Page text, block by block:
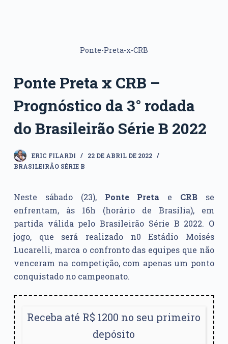
Ponte-Preta-x-CRB
Ponte Preta x CRB –
Prognóstico da 3° rodada
do Brasileirão Série B 2022
ERIC FILARDI
22 DE ABRIL DE 2022
BRASILEIRÃO SÉRIE B
Neste sábado (23), Ponte Preta e CRB se
enfrentam, às 16h (horário de Brasília), em
partida válida pelo Brasileirão Série B 2022. O
jogo, que será realizado n0 Estádio Moisés
Lucarelli, marca o confronto das equipes que não
venceram na competição, com apenas um ponto
conquistado no campeonato.
Receba até R$ 1200 no seu primeiro
depósito